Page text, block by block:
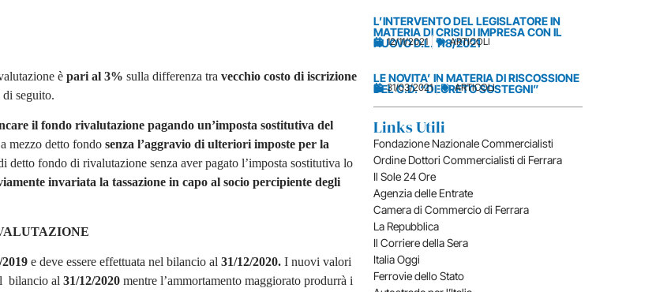
è pari al 3% sulla differenza tra vecchio costo di iscrizione
di seguito.
il fondo rivalutazione pagando un’imposta sostitutiva del
mezzo detto fondo senza l’aggravio di ulteriori imposte per la
fondo di rivalutazione senza aver pagato l’imposta sostitutiva lo
invariata la tassazione in capo al socio percipiente degli
e deve essere effettuata nel bilancio al 31/12/2020. I nuovi valori
bilancio al 31/12/2020 mentre l’ammortamento maggiorato produrrà i
L’INTERVENTO DEL LEGISLATORE IN
MATERIA DI CRISI DI IMPRESA CON IL
NUOVO D.L. 118/2021
12/11/2021 ARTICOLI
LE NOVITA’ IN MATERIA DI RISCOSSIONE
DEL C.D. “DECRETO SOSTEGNI”
31/03/2021 ARTICOLI
Links Utili
Fondazione Nazionale Commercialisti
Ordine Dottori Commercialisti di Ferrara
Il Sole 24 Ore
Agenzia delle Entrate
Camera di Commercio di Ferrara
La Repubblica
Il Corriere della Sera
Italia Oggi
Ferrovie dello Stato